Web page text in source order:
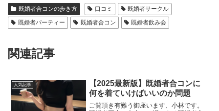
既婚者合コンの歩き方 口コミ
既婚者サークル
既婚者パーティー
既婚者合コン 既婚者飲み会
関連記事
人気記事
【2025最新版】既婚者合コンに
何を着ていけばいいのか問題
ご覧頂き有難う御座います、小林です。